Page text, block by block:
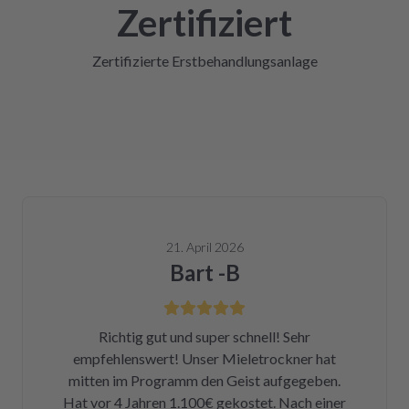
Zertifiziert
Zertifizierte Erstbehandlungsanlage
21. April 2026
Bart -B
Richtig gut und super schnell! Sehr
empfehlenswert! Unser Mieletrockner hat
mitten im Programm den Geist aufgegeben.
Hat vor 4 Jahren 1.100€ gekostet. Nach einer